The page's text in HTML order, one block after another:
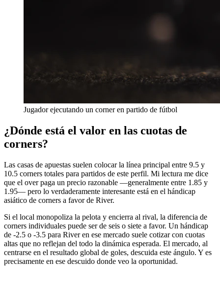
Jugador ejecutando un corner en partido de fútbol
¿Dónde está el valor en las cuotas de
corners?
Las casas de apuestas suelen colocar la línea principal entre 9.5 y
10.5 corners totales para partidos de este perfil. Mi lectura me dice
que el over paga un precio razonable —generalmente entre 1.85 y
1.95— pero lo verdaderamente interesante está en el hándicap
asiático de corners a favor de River.
Si el local monopoliza la pelota y encierra al rival, la diferencia de
corners individuales puede ser de seis o siete a favor. Un hándicap
de -2.5 o -3.5 para River en ese mercado suele cotizar con cuotas
altas que no reflejan del todo la dinámica esperada. El mercado, al
centrarse en el resultado global de goles, descuida este ángulo. Y es
precisamente en ese descuido donde veo la oportunidad.